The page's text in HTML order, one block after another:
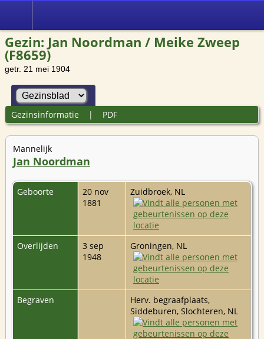
Gezin: Jan Noordman / Meike Zweep
(F8659)
getr. 21 mei 1904
Gezinsinformatie | PDF
Mannelijk
Jan Noordman
Geboorte
20 nov
1881
Zuidbroek, NL
Overlijden
3 sep
1948
Groningen, NL
Begraven
Herv. begraafplaats,
Siddeburen, Slochteren, NL